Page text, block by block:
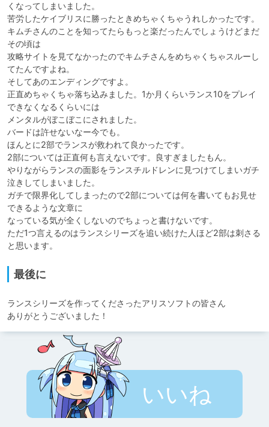
くなってしまいました。
苦労したケイブリスに勝ったときめちゃくちゃうれしかったです。
キムチさんのことを知ってたらもっと楽だったんでしょうけどまだ
その頃は
攻略サイトを見てなかったのでキムチさんをめちゃくちゃスルーし
てたんですよね。
そしてあのエンディングですよ。
正直めちゃくちゃ落ち込みました。1か月くらいランス10をプレイ
できなくなるくらいには
メンタルがぼこぼこにされました。
バードは許せないなー今でも。
ほんとに2部でランスが救われて良かったです。
2部については正直何も言えないです。良すぎましたもん。
やりながらランスの面影をランスチルドレンに見つけてしまいガチ
泣きしてしまいました。
ガチで限界化してしまったので2部については何を書いてもお見せ
できるような文章に
なっている気が全くしないのでちょっと書けないです。
ただ1つ言えるのはランスシリーズを追い続けた人ほど2部は刺さる
と思います。
最後に
ランスシリーズを作ってくださったアリスソフトの皆さん
ありがとうございました！
いいね